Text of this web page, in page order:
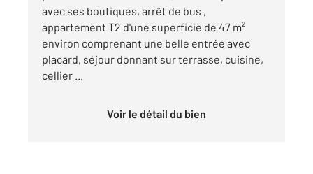
avec ses boutiques, arrêt de bus ,
appartement T2 d'une superficie de 47 m²
environ comprenant une belle entrée avec
placard, séjour donnant sur terrasse, cuisine,
cellier ...
Voir le détail du bien